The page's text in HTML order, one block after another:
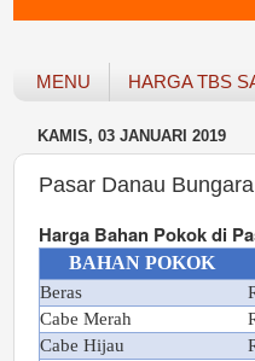
MENU HARGA TBS
KAMIS, 03 JANUARI 2019
Pasar Danau
Harga Bahan Pokok di
BAHAN POKOK
Beras
Cabe Merah
Cabe Hijau